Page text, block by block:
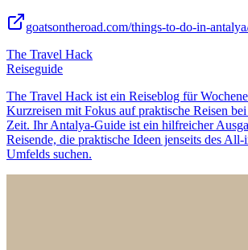
goatsontheroad.com/things-to-do-in-
The Travel Hack
Reiseguide
The Travel Hack ist ein Reiseblog für
Kurzreisen mit Fokus auf praktische Reisen
Zeit. Ihr Antalya-Guide ist ein hilfreicher
Reisende, die praktische Ideen jenseits des
Umfelds suchen.